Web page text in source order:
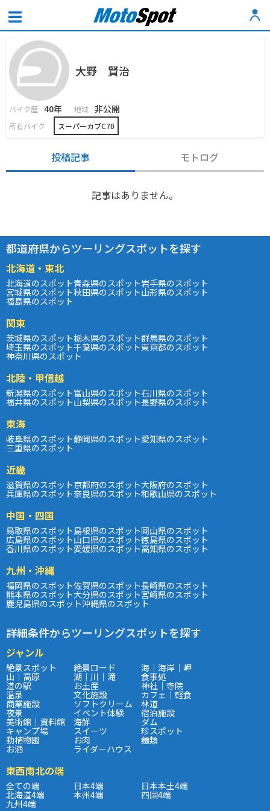
大野 賢治
バイク歴 40年 地域 非公開
所有バイク スーパーカブC70
投稿記事 モトログ
記事はありません。
都道府県からツーリングスポットを探す
北海道・東北
北海道のスポット青森県のスポット岩手県のスポット
宮城県のスポット秋田県のスポット山形県のスポット
福島県のスポット
関東
茨城県のスポット栃木県のスポット群馬県のスポット
埼玉県のスポット千葉県のスポット東京都のスポット
神奈川県のスポット
北陸・甲信越
新潟県のスポット富山県のスポット石川県のスポット
福井県のスポット山梨県のスポット長野県のスポット
東海
岐阜県のスポット静岡県のスポット愛知県のスポット
三重県のスポット
近畿
滋賀県のスポット京都府のスポット大阪府のスポット
兵庫県のスポット奈良県のスポット和歌山県のスポット
中国・四国
鳥取県のスポット島根県のスポット岡山県のスポット
広島県のスポット山口県のスポット徳島県のスポット
香川県のスポット愛媛県のスポット高知県のスポット
九州・沖縄
福岡県のスポット佐賀県のスポット長崎県のスポット
熊本県のスポット大分県のスポット宮崎県のスポット
鹿児島県のスポット沖縄県のスポット
詳細条件からツーリングスポットを探す
ジャンル
絶景スポット 絶景ロード 海｜海岸｜岬
山｜高原 湖｜川｜滝 食事処
道の駅 お土産 神社｜寺院
温泉 文化施設 カフェ｜軽食
商業施設 ソフトクリーム 林道
夜景 イベント体験 宿泊施設
美術館｜資料館 海鮮 ダム
キャンプ場 スイーツ 珍スポット
動植物園 お肉 麺類
お酒 ライダーハウス
東西南北の端
全ての端 日本4端 日本本土4端
北海道4端 本州4端 四国4端
九州4端